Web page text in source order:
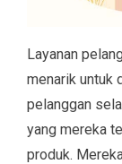
Layanan
menarik untuk
pelanggan
yang mereka
produk.